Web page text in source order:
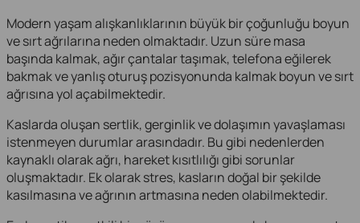
Modern yaşam alışkanlıklarının büyük bir çoğunluğu boyun
ve sırt ağrılarına neden olmaktadır. Uzun süre masa
başında kalmak, ağır çantalar taşımak, telefona eğilerek
bakmak ve yanlış oturuş pozisyonunda kalmak boyun ve sırt
ağrısına yol açabilmektedir.
Kaslarda oluşan sertlik, gerginlik ve dolaşımın yavaşlaması
istenmeyen durumlar arasındadır. Bu gibi nedenlerden
kaynaklı olarak ağrı, hareket kısıtlılığı gibi sorunlar
oluşmaktadır. Ek olarak stres, kasların doğal bir şekilde
kasılmasına ve ağrının artmasına neden olabilmektedir.